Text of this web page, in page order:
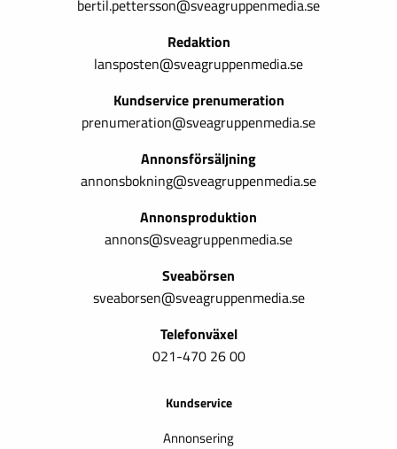
bertil.pettersson@sveagruppenmedia.se
Redaktion
lansposten@sveagruppenmedia.se
Kundservice prenumeration
prenumeration@sveagruppenmedia.se
Annonsförsäljning
annonsbokning@sveagruppenmedia.se
Annonsproduktion
annons@sveagruppenmedia.se
Sveabörsen
sveaborsen@sveagruppenmedia.se
Telefonväxel
021-470 26 00
Kundservice
Annonsering